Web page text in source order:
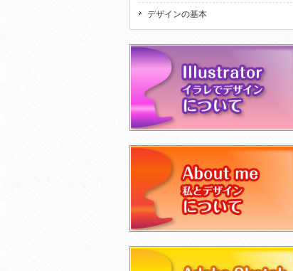
デザインの基本